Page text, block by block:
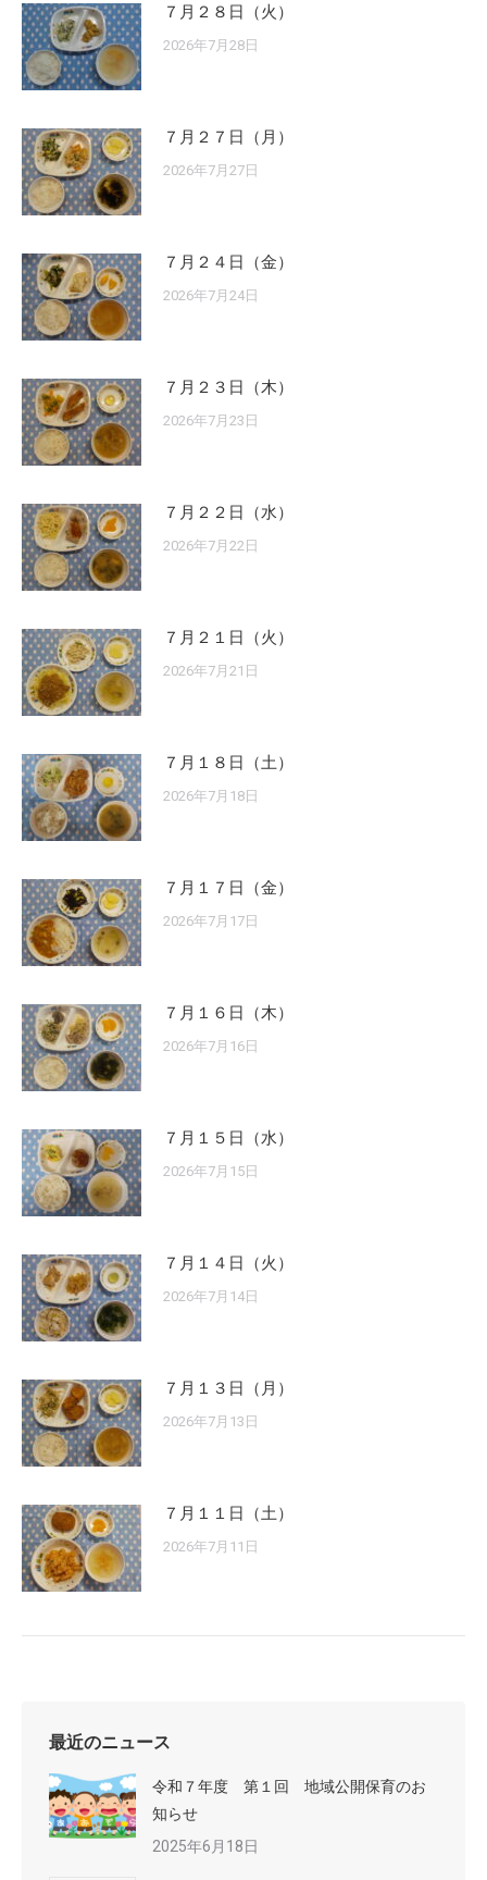
７月２８日（火）
2026年7月28日
７月２７日（月）
2026年7月27日
７月２４日（金）
2026年7月24日
７月２３日（木）
2026年7月23日
７月２２日（水）
2026年7月22日
７月２１日（火）
2026年7月21日
７月１８日（土）
2026年7月18日
７月１７日（金）
2026年7月17日
７月１６日（木）
2026年7月16日
７月１５日（水）
2026年7月15日
７月１４日（火）
2026年7月14日
７月１３日（月）
2026年7月13日
７月１１日（土）
2026年7月11日
最近のニュース
令和７年度 第１回 地域公開保育のお
知らせ
2025年6月18日